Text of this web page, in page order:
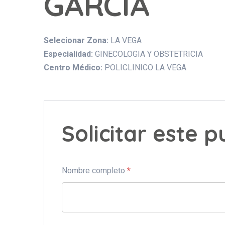
Selecionar Zona: LA VEGA
Especialidad: GINECOLOGIA Y OBSTETRICIA
Centro Médico: POLICLINICO LA VEGA
Solicitar este
Nombre completo *